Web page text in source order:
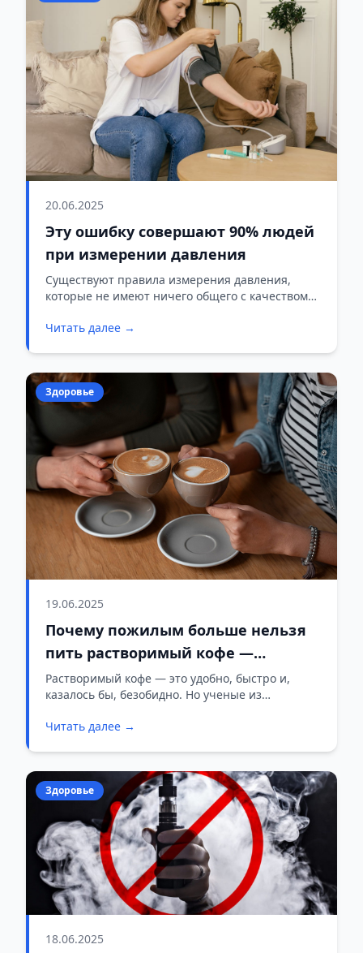
20.06.2025
Эту ошибку совершают 90% людей
при измерении давления
Существуют правила измерения давления,
которые не имеют ничего общего с качеством
Читать далее →
Здоровье
19.06.2025
Почему пожилым больше нельзя
пить растворимый кофе —
неожиданное открытие китайских
ученых
Растворимый кофе — это удобно, быстро и,
казалось бы, безобидно. Но ученые из
предупреждают: у этой привычки есть
Читать далее →
Здоровье
18.06.2025